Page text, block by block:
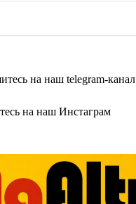
на наш telegram-канал
на наш Инстаграм